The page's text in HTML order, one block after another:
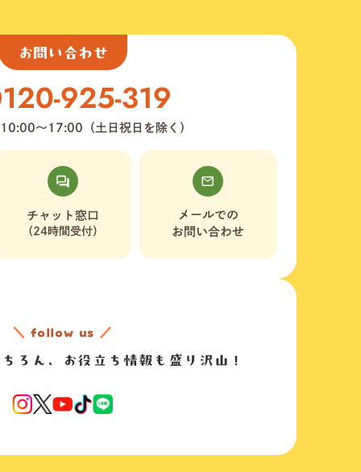
お問い合わせ
10:00〜17:00（土日祝日を除く）
チャット窓口
（24時間受付）
メールでの
お問い合わせ
＼ follow us ／
ろん、 お役立ち情報も盛り沢山！